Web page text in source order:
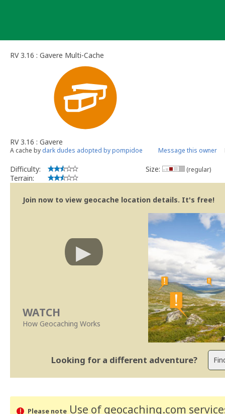
RV 3.16 : Gavere Multi-Cache
RV 3.16 : Gavere
A cache by dark dudes adopted by pompidoe Message this owner
Difficulty:
Terrain:
Size: (regular)
Join now to view geocache location details. It's free!
WATCH
How Geocaching Works
Looking for a different adventure?
Please noteUse of geocaching.com